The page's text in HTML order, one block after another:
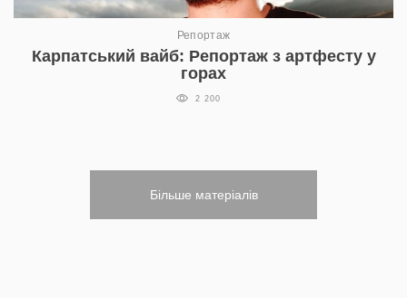
Репортаж
Карпатський вайб: Репортаж з артфесту у
горах
2 200
Більше матеріалів